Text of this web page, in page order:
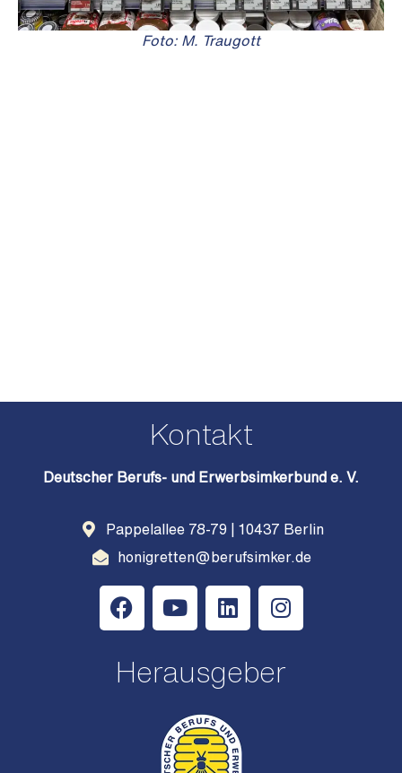
Foto: M. Traugott
Kontakt
Deutscher Berufs- und Erwerbsimkerbund e. V.
Pappelallee 78-79 | 10437 Berlin
honigretten@berufsimker.de
Herausgeber